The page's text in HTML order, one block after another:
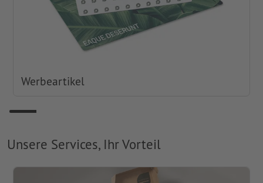
Werbeartikel
Unsere Services, Ihr Vorteil